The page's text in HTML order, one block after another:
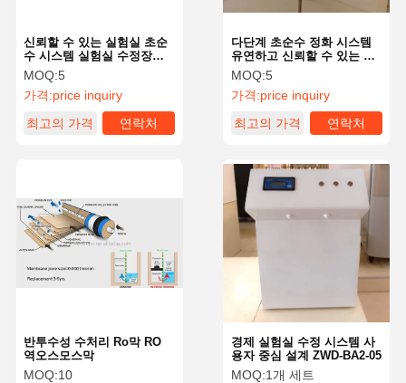
다단계 초순수 정화 시스템
유연하고 신뢰할 수 있는 설
계
MOQ:5
가격:price inquiry
최고의 가격
연락처
신뢰할 수 있는 실험실 초순
수 시스템 실험실 수정장비
30L/H
MOQ:5
가격:price inquiry
최고의 가격
연락처
경제 실험실 수정 시스템 사
용자 중심 설계 ZWD-BA2-05
MOQ:1개 세트
반투수성 수처리 Ro막 RO
역오스모스막
MOQ:10